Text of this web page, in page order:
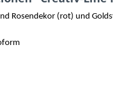
Rosendekor (rot) und